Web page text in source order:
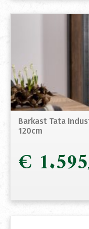
Barkast Tata
120cm
€ 1.595